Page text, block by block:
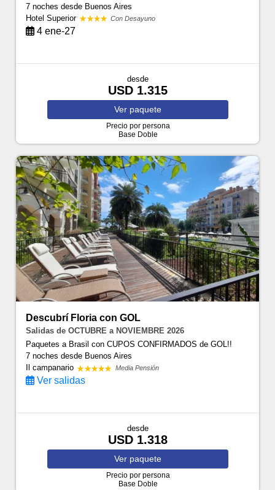
7 nochesdesde Buenos Aires
Hotel Superior
Con Desayuno
4 ene-27
desde
USD 1.315
Ver paquete
Precio por persona
Base Doble
Descubrí Floria con GOL
Salidas de OCTUBRE a NOVIEMBRE 2026
Paquetes a Brasil con CUPOS CONFIRMADOS de GOL!!
7 nochesdesde Buenos Aires
Il campanario
Media Pensión
Ver salidas
desde
USD 1.318
Ver paquete
Precio por persona
Base Doble